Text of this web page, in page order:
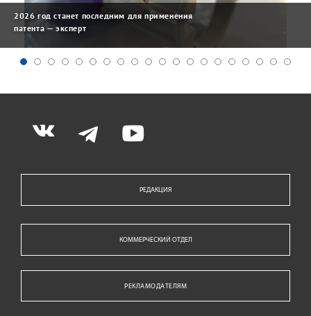
2026 год станет последним для применения
патента — эксперт
РЕДАКЦИЯ
КОММЕРЧЕСКИЙ ОТДЕЛ
РЕКЛАМОДАТЕЛЯМ